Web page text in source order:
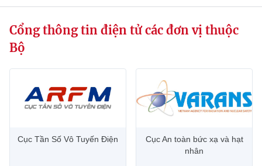
Cổng thông tin điện tử các đơn vị thuộc
Bộ
Cục Tần Số Vô Tuyến Điện
Cục An toàn bức xạ và hạt
nhân